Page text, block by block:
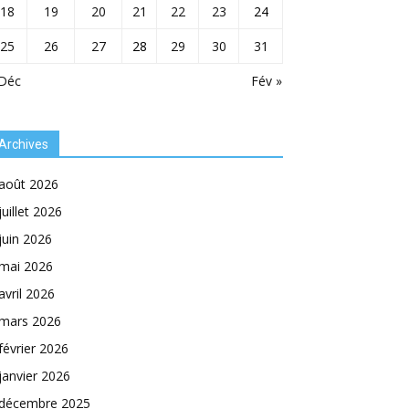
Fév »
18 19 20 21 22 23
24
25
26 27 28 29 30 31
2026
2026
2026
2026
2026
2026
2026
2026
2025